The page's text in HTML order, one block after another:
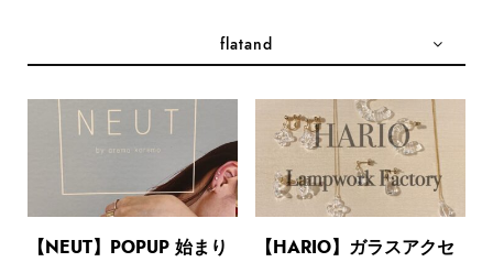
flatand
【NEUT】POPUP 始まり
【HARIO】ガラスアクセ